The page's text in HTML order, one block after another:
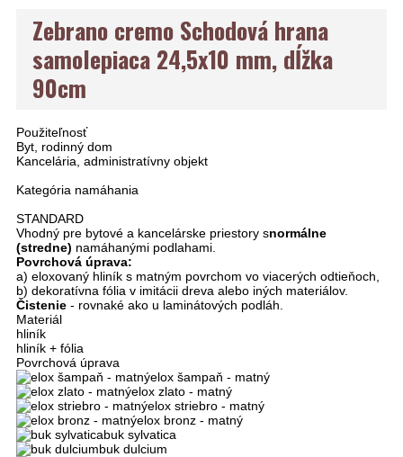
Zebrano cremo Schodová hrana
samolepiaca 24,5x10 mm, dĺžka
90cm
Použiteľnosť
Byt, rodinný dom
Kancelária, administratívny objekt
Kategória namáhania
STANDARD
Vhodný pre bytové a kancelárske priestory snormálne
(stredne) namáhanými podlahami.
Povrchová úprava:
a) eloxovaný hliník s matným povrchom vo viacerých odtieňoch,
b) dekoratívna fólia v imitácii dreva alebo iných materiálov.
Čistenie - rovnaké ako u laminátových podláh.
Materiál
hliník
hliník + fólia
Povrchová úprava
elox šampaň - matný
elox zlato - matný
elox striebro - matný
elox bronz - matný
buk sylvatica
buk dulcium